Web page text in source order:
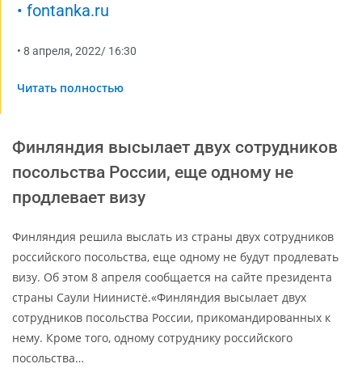
• fontanka.ru
• 8 апреля, 2022/ 16:30
Читать полностью
Финляндия высылает двух сотрудников
посольства России, еще одному не
продлевает визу
Финляндия решила выслать из страны двух сотрудников
российского посольства, еще одному не будут продлевать
визу. Об этом 8 апреля сообщается на сайте президента
страны Саули Ниинистё.«Финляндия высылает двух
сотрудников посольства России, прикомандированных к
нему. Кроме того, одному сотруднику российского
посольства…